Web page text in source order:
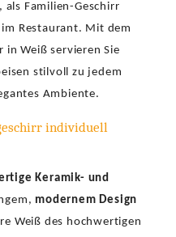
als Familien-Geschirr
Restaurant. Mit dem
in Weiß servieren Sie
stilvoll zu jedem
Ambiente.
individuell
Keramik- und
modernem Design
Weiß des hochwertigen